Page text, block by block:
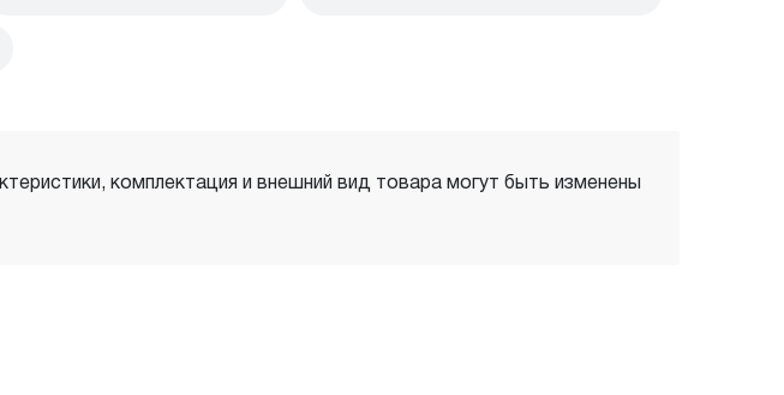
комплектация и внешний вид товара могут быть изменены